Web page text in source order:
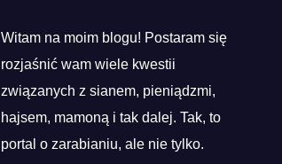
Witam na moim blogu! Postaram się
rozjaśnić wam wiele kwestii
związanych z sianem, pieniądzmi,
hajsem, mamoną i tak dalej. Tak, to
portal o zarabianiu, ale nie tylko.